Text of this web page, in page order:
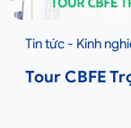
Tin tức - Kinh
Tour CBFE